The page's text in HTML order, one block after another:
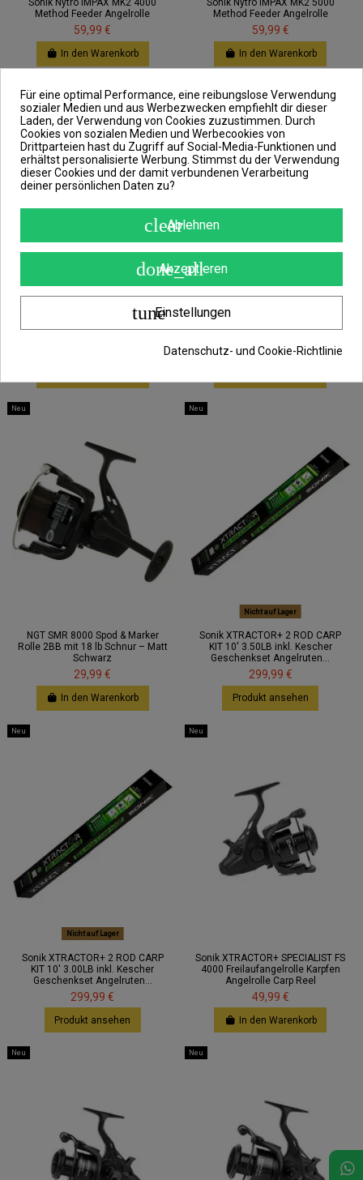
Sonik Nytro IMPAX MK2 4000
Method Feeder Angelrolle
59,99 €
In den Warenkorb
Sonik Nytro IMPAX MK2 5000
Method Feeder Angelrolle
59,99 €
In den Warenkorb
Delphin CarbonIX 1T 1000 Carbon
Sonik TURBOSPOD 14000 Spod
99,99 €
Neu
NGT SMR 8000 Spod & Marker
Rolle 2BB mit 18 lb Schnur – Matt
Schwarz
29,99 €
In den Warenkorb
Neu
Nicht auf Lager
Sonik XTRACTOR+ 2 ROD CARP
KIT 10' 3.50LB inkl. Kescher
Geschenkset Angelruten...
299,99 €
Produkt ansehen
Neu
Nicht auf Lager
Sonik XTRACTOR+ 2 ROD CARP
KIT 10' 3.00LB inkl. Kescher
Geschenkset Angelruten...
299,99 €
Produkt ansehen
Neu
Sonik XTRACTOR+ SPECIALIST FS
4000 Freilaufangelrolle Karpfen
Angelrolle Carp Reel
49,99 €
In den Warenkorb
Neu Neu
Für eine optimal Performance, eine reibungslose Verwendung
sozialer Medien und aus Werbezwecken empfiehlt dir dieser
Laden, der Verwendung von Cookies zuzustimmen. Durch
Cookies von sozialen Medien und Werbecookies von
Drittparteien hast du Zugriff auf Social-Media-Funktionen und
erhältst personalisierte Werbung. Stimmst du der Verwendung
dieser Cookies und der damit verbundenen Verarbeitung
deiner persönlichen Daten zu?
clearAblehnen
done_all
Akzeptieren
tuneEinstellungen
Datenschutz- und Cookie-Richtlinie